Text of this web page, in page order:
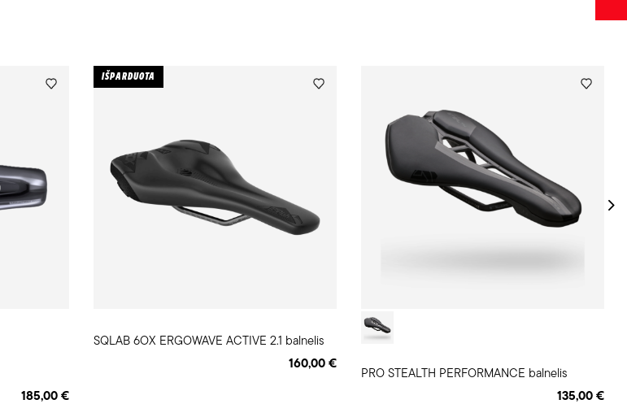
185,00 €
SQLAB 6OX ERGOWAVE ACTIVE 2.1 balnelis
160,00 €
IŠPARDUOTA
PRO STEALTH PERFORMANCE balnelis
135,00 €